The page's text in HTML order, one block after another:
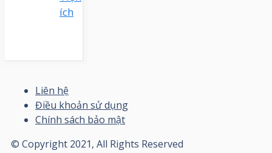
ích
Liên hệ
Điều khoản sử dụng
Chính sách bảo mật
© Copyright 2021, All Rights Reserved